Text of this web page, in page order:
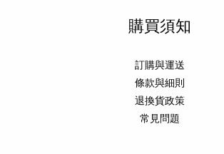
購買須知
訂購與運送
條款與細則
退換貨政策
常見問題